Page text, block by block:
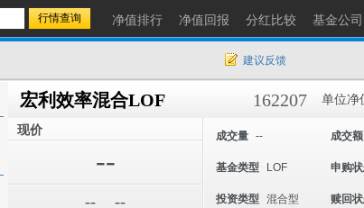
净值排行 净值回报 分红比较 基金公司
建议反馈
宏利效率混合LOF 162207 单位净
现价
--
-- --
成交量 -- 成交额
基金类型 LOF 申购
投资类型 混合型 赎回